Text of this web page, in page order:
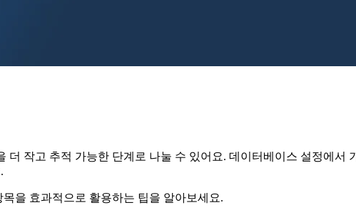
더 작고 추적 가능한 단계로 나눌 수 있어요. 데이터베이스 설정에서
을 효과적으로 활용하는 팁을 알아보세요.